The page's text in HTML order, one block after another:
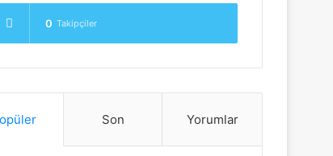
0 Takipçiler
Son Yorumlar